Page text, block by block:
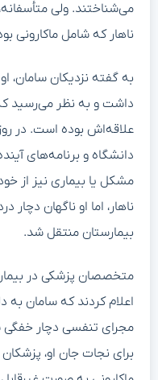
می‌شناختند. ولی
ناهار که شامل ماکارونی
به گفته نزدیکان سامان،
داشت و به نظر می‌رسید که
علاقه‌اش بوده است. در
دانشگاه و برنامه‌های
مشکل یا بیماری نیز از
ناهار، اما او ناگهان
بیمارستان منتقل شد.
متخصصان پزشکی در
اعلام کردند که سامان
مجرای تنفسی دچار
برای نجات جان او،